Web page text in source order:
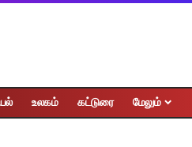
உலகம் கட்டுரை மேலும்